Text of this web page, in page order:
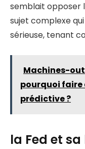
semblait opposer
sujet complexe
sérieuse, tenant
Machines-
pourquoi
prédictive ?
la Fed et